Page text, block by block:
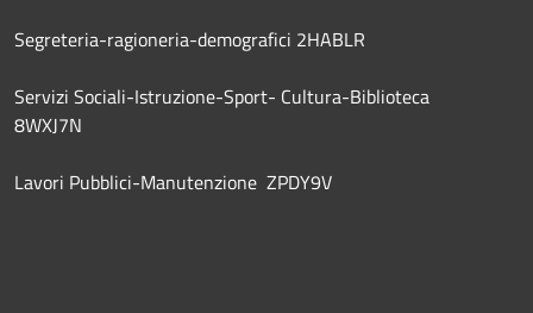
Segreteria-ragioneria-demografici 2HABLR
Servizi Sociali-Istruzione-Sport- Cultura-Biblioteca
8WXJ7N
Lavori Pubblici-Manutenzione ZPDY9V